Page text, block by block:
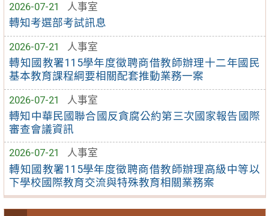
2026-07-21
人事室
轉知考選部考試訊息
2026-07-21
人事室
轉知國教署115學年度徵聘商借教師辦理十二年國民
基本教育課程綱要相關配套推動業務一案
2026-07-21
人事室
轉知中華民國聯合國反貪腐公約第三次國家報告國際
審查會議資訊
2026-07-21
人事室
轉知國教署115學年度徵聘商借教師辦理高級中等以
下學校國際教育交流與特殊教育相關業務案